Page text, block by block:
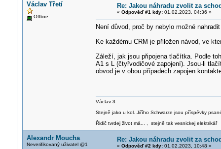
Václav Třetí
Offline
Re: Jakou náhradu zvolit za
« Odpověď #1 kdy:01.02.2023, 04:36 »
Není důvod, proč by nebylo možné
Ke každému CRM je přiložen návod, ve
Záleží, jak jsou připojena tlačítka. Podle
A1 s L (čtyřvodičové zapojení). Jsou-li
obvod je v obou případech zapojen
Václav 3
Stejně jako u kol. Jiřího Schwarze jsou příspěvky
Řidič tvrdej život má... , stejně tak vesnickej elektrikář
Alexandr Moucha
Neverifikovaný uživatel @1
Re: Jakou náhradu zvolit za
« Odpověď #2 kdy:01.02.2023, 10:48 »